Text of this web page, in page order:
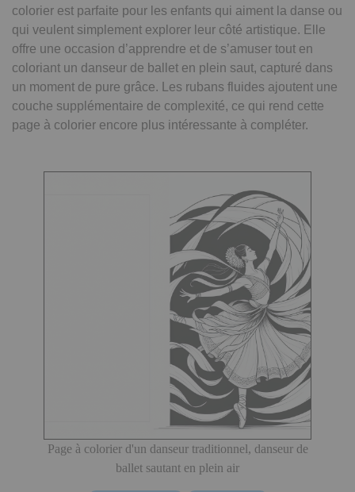
colorier est parfaite pour les enfants qui aiment la danse ou
qui veulent simplement explorer leur côté artistique. Elle
offre une occasion d’apprendre et de s’amuser tout en
coloriant un danseur de ballet en plein saut, capturé dans
un moment de pure grâce. Les rubans fluides ajoutent une
couche supplémentaire de complexité, ce qui rend cette
page à colorier encore plus intéressante à compléter.
Page à colorier d'un danseur traditionnel, danseur de
ballet sautant en plein air